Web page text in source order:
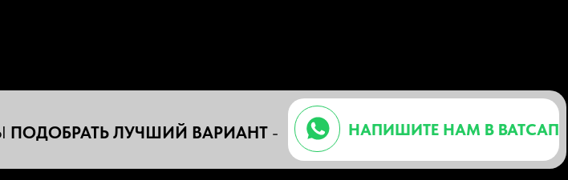
НАПИШИТЕ НАМ В ВАТСАП
ПОДОБРАТЬ ЛУЧШИЙ ВАРИАНТ -